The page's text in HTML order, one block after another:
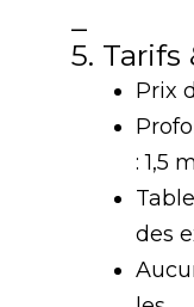
_
5.
Prix
: 1,5
des